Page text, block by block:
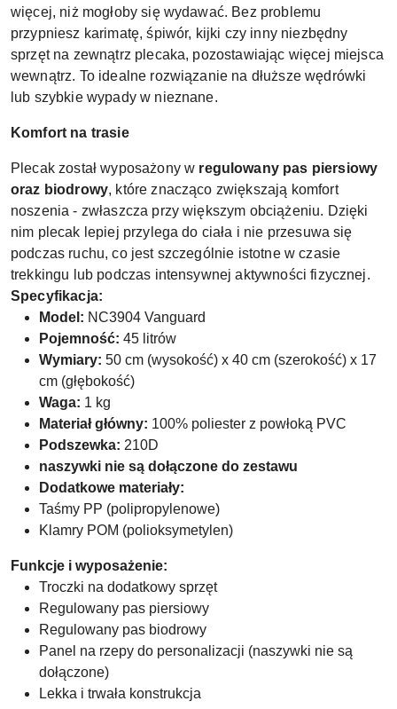
więcej, niż mogłoby się wydawać. Bez problemu
przypniesz karimatę, śpiwór, kijki czy inny niezbędny
sprzęt na zewnątrz plecaka, pozostawiając więcej miejsca
wewnątrz. To idealne rozwiązanie na dłuższe wędrówki
lub szybkie wypady w nieznane.
Komfort na trasie
Plecak został wyposażony w regulowany pas piersiowy
oraz biodrowy, które znacząco zwiększają komfort
noszenia - zwłaszcza przy większym obciążeniu. Dzięki
nim plecak lepiej przylega do ciała i nie przesuwa się
podczas ruchu, co jest szczególnie istotne w czasie
trekkingu lub podczas intensywnej aktywności fizycznej.
Specyfikacja:
Model: NC3904 Vanguard
Pojemność: 45 litrów
Wymiary: 50 cm (wysokość) x 40 cm (szerokość) x 17
cm (głębokość)
Waga: 1 kg
Materiał główny: 100% poliester z powłoką PVC
Podszewka: 210D
naszywki nie są dołączone do zestawu
Dodatkowe materiały:
Taśmy PP (polipropylenowe)
Klamry POM (polioksymetylen)
Funkcje i wyposażenie:
Troczki na dodatkowy sprzęt
Regulowany pas piersiowy
Regulowany pas biodrowy
Panel na rzepy do personalizacji (naszywki nie są
dołączone)
Lekka i trwała konstrukcja